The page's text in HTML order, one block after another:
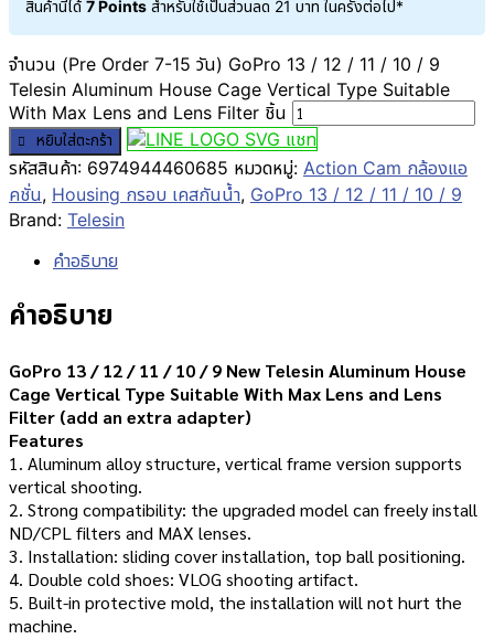
สินค้านี้ได้ 7 Points สำหรับใช้เป็นส่วนลด 21 บาท ในครั้งต่อไป*
จำนวน (Pre Order 7-15 วัน) GoPro 13 / 12 / 11 / 10 / 9
Telesin Aluminum House Cage Vertical Type Suitable
With Max Lens and Lens Filter ชิ้น
หยิบใส่ตะกร้า
แชท
รหัสสินค้า: 6974944460685 หมวดหมู่: Action Cam กล้องแอ
คชั่น, Housing กรอบ เคสกันน้ำ, GoPro 13 / 12 / 11 / 10 / 9
Brand: Telesin
คำอธิบาย
คำอธิบาย
GoPro 13 / 12 / 11 / 10 / 9 New Telesin Aluminum House
Cage Vertical Type Suitable With Max Lens and Lens
Filter (add an extra adapter)
Features
1. Aluminum alloy structure, vertical frame version supports
vertical shooting.
2. Strong compatibility: the upgraded model can freely install
ND/CPL filters and MAX lenses.
3. Installation: sliding cover installation, top ball positioning.
4. Double cold shoes: VLOG shooting artifact.
5. Built-in protective mold, the installation will not hurt the
machine.